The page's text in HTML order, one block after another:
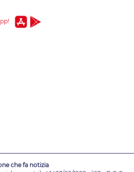
che fa notizia